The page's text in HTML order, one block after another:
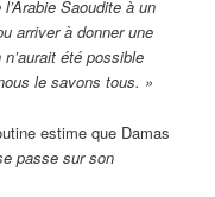
Saoudite à un
arriver à donner une
été possible
le savons tous. »
estime que Damas
passe sur son